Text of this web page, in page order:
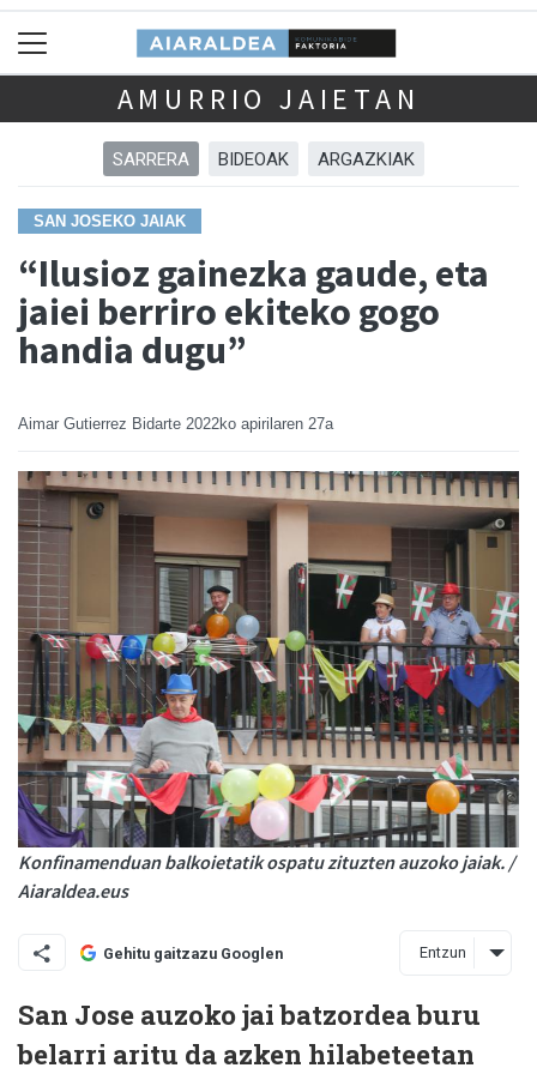
AMURRIO JAIETAN
SARRERA BIDEOAK ARGAZKIAK
SAN JOSEKO JAIAK
“Ilusioz gainezka gaude, eta
jaiei berriro ekiteko gogo
handia dugu”
Aimar Gutierrez Bidarte 2022ko apirilaren 27a
Konfinamenduan balkoietatik ospatu zituzten auzoko jaiak. /
Aiaraldea.eus
Gehitu gaitzazu Googlen Entzun
San Jose auzoko jai batzordea buru
belarri aritu da azken hilabeteetan